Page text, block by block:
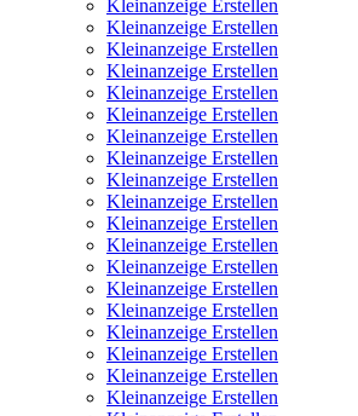
Kleinanzeige Erstellen
Kleinanzeige Erstellen
Kleinanzeige Erstellen
Kleinanzeige Erstellen
Kleinanzeige Erstellen
Kleinanzeige Erstellen
Kleinanzeige Erstellen
Kleinanzeige Erstellen
Kleinanzeige Erstellen
Kleinanzeige Erstellen
Kleinanzeige Erstellen
Kleinanzeige Erstellen
Kleinanzeige Erstellen
Kleinanzeige Erstellen
Kleinanzeige Erstellen
Kleinanzeige Erstellen
Kleinanzeige Erstellen
Kleinanzeige Erstellen
Kleinanzeige Erstellen